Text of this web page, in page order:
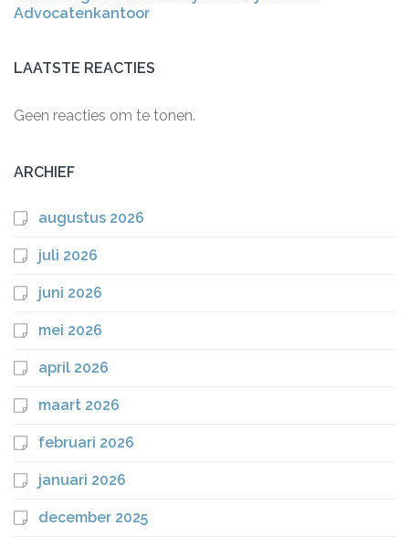
Advocatenkantoor
LAATSTE REACTIES
Geen reacties om te tonen.
ARCHIEF
augustus 2026
juli 2026
juni 2026
mei 2026
april 2026
maart 2026
februari 2026
januari 2026
december 2025